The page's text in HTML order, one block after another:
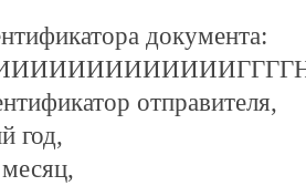
документа:
отправителя,
год,